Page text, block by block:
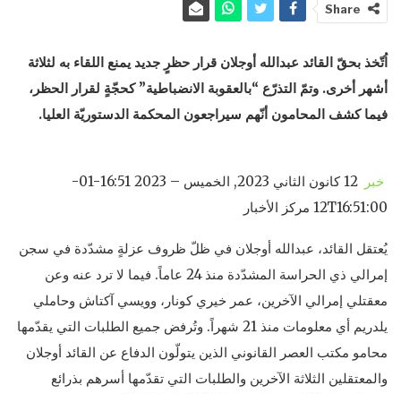
Share
اُتّخذ بحقّ القائد عبدالله أوجلان قرار حظرٍ جديد يمنع اللقاء به لثلاثة
أشهر أخرى. وتمّ التذرّع “بالعقوبة الانضباطية” كحجّةٍ لقرار الحظر،
فيما كشف المحامون أنّهم سيراجعون المحكمة الدستوريّة العليا.
خبر
12 كانون الثاني 2023, الخميس – 16:51 2023-01-
12T16:51:00 مركز الأخبار
يُعتقل القائد، عبدالله أوجلان في ظلّ ظروف عزلةٍ مشدّدة في سجن
إمرالي ذي الحراسة المشدّدة منذ 24 عاماً. فيما لا ترد عنه وعن
معقتلي إمرالي الآخرين، عمر خيري كونار، وويسي آكتاش وحاملي
يلدريم أي معلومات منذ 21 شهراً. وتُرفض جميع الطلبات التي يقدّمها
محامو مكتب العصر القانوني الذين يتولّون الدفاع عن القائد أوجلان
والمعتقلين الثلاثة الآخرين والطلبات التي تقدّمها أسرهم بذرائع